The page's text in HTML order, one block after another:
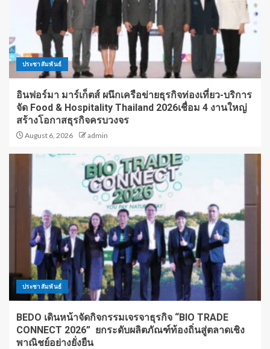
ประชาสัมพันธ์
อินฟอร์มา มาร์เก็ตส์ ผนึกเครือข่ายธุรกิจท่องเที่ยว-บริการ
จัด Food & Hospitality Thailand 2026เชื่อม 4 งานใหญ่
สร้างโอกาสธุรกิจครบวงจร
August 6, 2026 admin
ประชาสัมพันธ์
BEDO เดินหน้าจัดกิจกรรมเจรจาธุรกิจ “BIO TRADE
CONNECT 2026” ยกระดับผลิตภัณฑ์ท้องถิ่นสู่ตลาดเชิง
พาณิชย์อย่างยั่งยืน